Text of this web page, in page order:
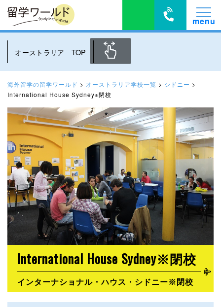
オーストラリア TOP
海外留学の留学ワールド > オーストラリア学校一覧 > シドニー >
International House Sydney※閉校
International House Sydney※閉校
インターナショナル・ハウス・シドニー※閉校